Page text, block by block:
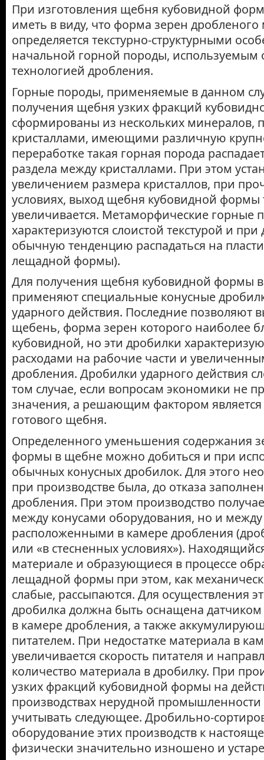
При изготовления щебня кубовидной
иметь в виду, что форма зерен
определяется текстурно-структурными
начальной горной породы, используемым
технологией дробления.
Горные породы, применяемые в данном
получения щебня узких фракций
сформированы из нескольких минералов,
кристаллами, имеющими различную
переработке такая горная порода
раздела между кристаллами. При этом
увеличением размера кристаллов, при
условиях, выход щебня кубовидной формы
увеличивается. Метаморфические горные
характеризуются слоистой текстурой и
обычную тенденцию распадаться на
лещадной формы).
Для получения щебня кубовидной формы
применяют специальные конусные
ударного действия. Последние позволяют
щебень, форма зерен которого наиболее
кубовидной, но эти дробилки
расходами на рабочие части и
дробления. Дробилки ударного действия
том случае, если вопросам экономики не
значения, а решающим фактором
готового щебня.
Определенного уменьшения содержания
формы в щебне можно добиться и при
обычных конусных дробилок. Для этого
при производстве была, до отказа
дробления. При этом производство
между конусами оборудования, но и
расположенными в камере дробления
или «в стесненных условиях»).
материале и образующиеся в процессе
лещадной формы при этом, как
слабые, рассыпаются. Для осуществления
дробилка должна быть оснащена
в камере дробления, а также
питателем. При недостатке материала в
увеличивается скорость питателя и
количество материала в дробилку. При
узких фракций кубовидной формы на
производствах нерудной
учитывать следующее. Дробильно-
оборудование этих производств к
физически значительно изношено и